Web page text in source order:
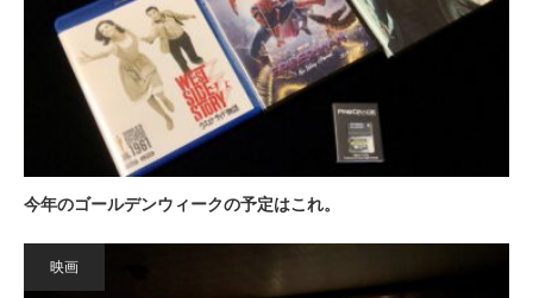
今年のゴールデンウィークの予定はこれ。
映画